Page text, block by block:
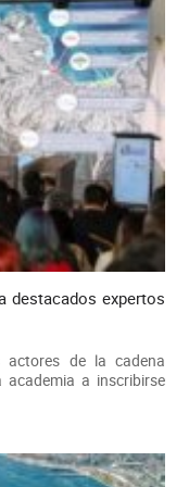
destacados expertos
de la cadena
a inscribirse